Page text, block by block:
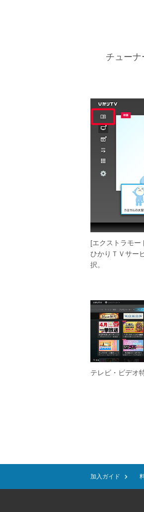
チューナ
[エクストラモー
ひかりＴＶサー
択。
テレビ・ビデオ
加入ガイド